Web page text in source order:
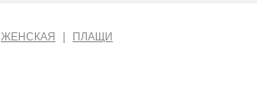
ЖЕНСКАЯ ПЛАЩИ